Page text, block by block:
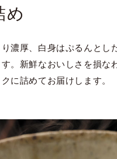
め
濃厚、白身はぷるんとし
。新鮮なおいしさを損な
に詰めてお届けします。